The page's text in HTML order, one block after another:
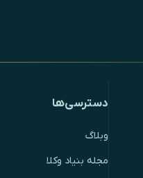
دسترسی‌ها
وبلاگ
مجله بنیاد وکلا